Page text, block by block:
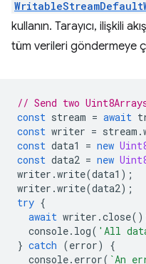
kullanın. Tarayıcı, ilişkili
tüm verileri göndermeye
// Send two
const stream = await
const writer = stream .
const data1 = new
const data2 = new
writer .write(data1 );
writer .write(data2);
try {
await writer .close
console. log( 'All
} catch (error)
{
console. error( `An